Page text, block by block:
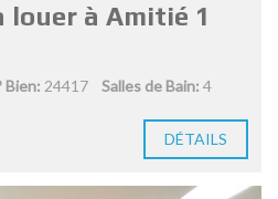
à Amitié 1
Bien: 24417 Salles de Bain: 4
DÉTAILS